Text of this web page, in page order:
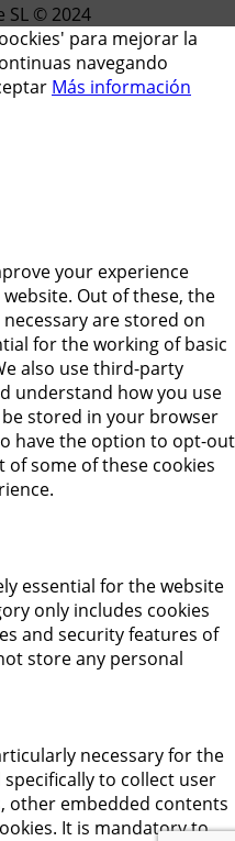
SL © 2024
para mejorar la
navegando
Más información
your experience
Out of these, the
are stored on
for the working of basic
also use third-party
understand how you use
stored in your browser
have the option to opt-out
some of these cookies
essential for the website
only includes cookies
and security features of
store any personal
necessary for the
to collect user
other embedded contents
It is mandatory to